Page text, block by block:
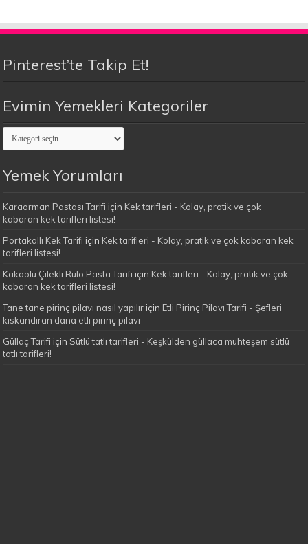
Pinterest’te Takip Et!
Evimin Yemekleri Kategoriler
Evimin
Yemekleri
Kategoriler
Yemek Yorumları
Karaorman Pastası Tarifi için Kek tarifleri - Kolay, pratik ve çok
kabaran kek tarifleri listesi!
Portakallı Kek Tarifi için Kek tarifleri - Kolay, pratik ve çok kabaran kek
tarifleri listesi!
Kakaolu Çilekli Rulo Pasta Tarifi için Kek tarifleri - Kolay, pratik ve çok
kabaran kek tarifleri listesi!
Tane tane pirinç pilavı nasıl yapılır için Etli Pirinç Pilavı Tarifi - Şefleri
kıskandıran dana etli pirinç pilavı
Güllaç Tarifi için Sütlü tatlı tarifleri - Keşkülden güllaca muhteşem sütlü
tatlı tarifleri!